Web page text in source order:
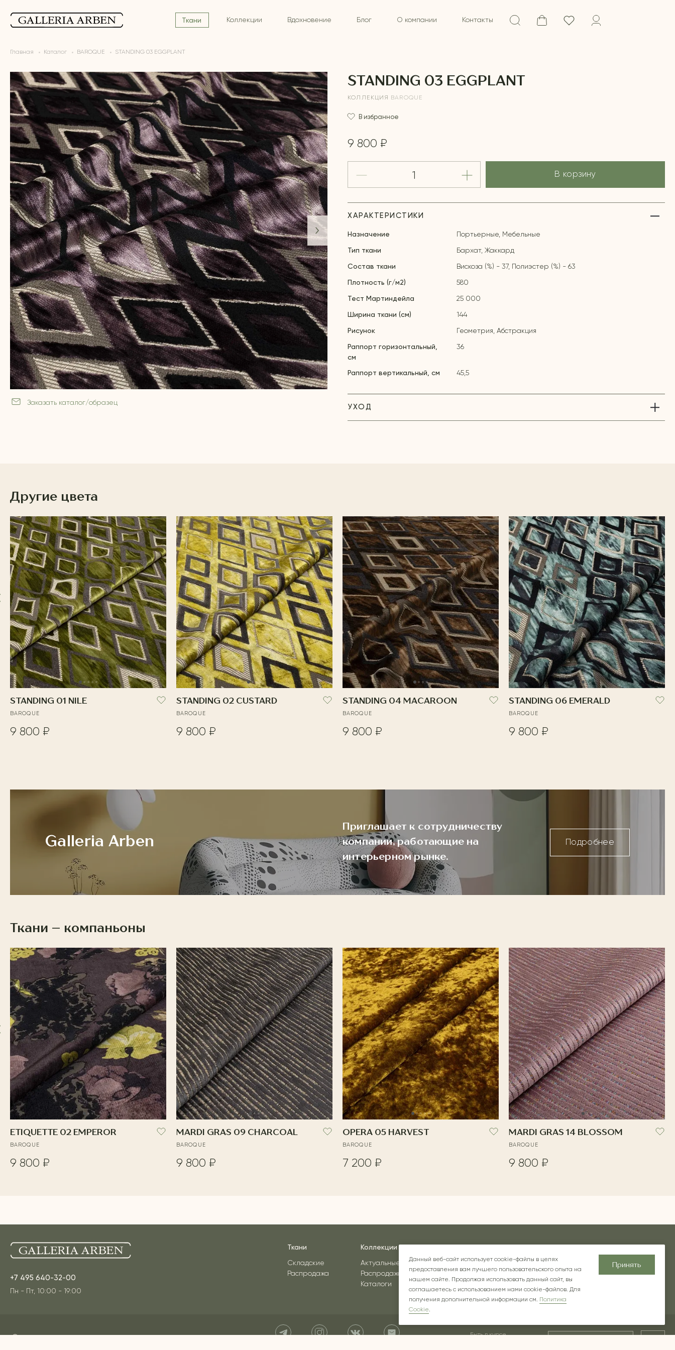
Ткани Коллекции Вдохновение Блог О компании Контакты
Главная Каталог BAROQUE STANDING 03 EGGPLANT
Заказать каталог/образец
STANDING 03 EGGPLANT
КОЛЛЕКЦИЯ BAROQUE
В избранное
9 800 ₽
В корзину
ХАРАКТЕРИСТИКИ
Назначение Портьерные, Мебельные
Тип ткани Бархат, Жаккард
Состав ткани Вискоза (%) - 37, Полиэстер (%) - 63
Плотность (г/м2) 580
Тест Мартиндейла 25 000
Ширина ткани (см) 144
Рисунок Геометрия, Абстракция
Раппорт горизонтальный,
см
36
Раппорт вертикальный, см 45,5
УХОД
Другие цвета
STANDING 01 NILE
BAROQUE
9 800 ₽
STANDING 02 CUSTARD
BAROQUE
9 800 ₽
STANDING 04 MACAROON
BAROQUE
9 800 ₽
STANDING 06 EMERALD
BAROQUE
9 800 ₽
Galleria Arben
Приглашает к сотрудничеству
компании, работающие на
интерьерном рынке.
Подробнее
Ткани – компаньоны
ETIQUETTE 02 EMPEROR
BAROQUE
9 800 ₽
MARDI GRAS 09 CHARCOAL
BAROQUE
9 800 ₽
OPERA 05 HARVEST
BAROQUE
7 200 ₽
MARDI GRAS 14 BLOSSOM
BAROQUE
9 800 ₽
+7 495 640-32-00
Пн - Пт, 10:00 - 19:00
Ткани
Складские
Распродажа
Коллекции
Актуальные
Распродажа
Каталоги
Вдохновение Блог О компании Контакты
Быть в курсе
Данный веб-сайт использует cookie-файлы в целях
предоставления вам лучшего пользовательского опыта на
нашем сайте. Продолжая использовать данный сайт, вы
соглашаетесь с использованием нами cookie-файлов. Для
получения дополнительной информации см. Политика
Cookie.
Принять